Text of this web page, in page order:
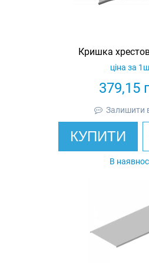
Кришка
379,15
ціна за
Залишити
КУПИТИ
В